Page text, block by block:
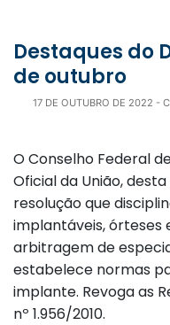
Destaques do Diário Oficial do dia 17
de outubro
17 DE OUTUBRO DE 2022 -
O Conselho Federal
Oficial da União,
resolução que
implantáveis, órteses
arbitragem de
estabelece normas
implante. Revoga as
nº 1.956/2010.